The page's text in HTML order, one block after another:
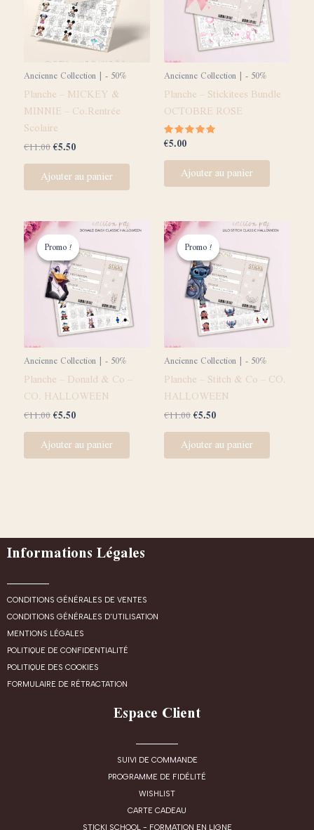
Ancienne Collection | - 50%
Planche – MICKEY &
MINNIE – Co.Rentrée
Scolaire
€11.00€5.50
Ajouter au panier
Ancienne Collection | - 50%
Planche – Stickitees Bundle
OCTOBRE ROSE
Note
sur 5
€5.00
Ajouter au panier
Promo !
Promo !
Ancienne Collection | - 50%
Planche – Donald & Co –
CO. HALLOWEEN
€11.00
Le
prix
initial
était :
€11.00.
€5.50
Le
prix
actuel
est :
€5.50.
Ajouter au panier
Promo !
Promo !
Ancienne Collection | - 50%
Planche – Stitch & Co – CO.
HALLOWEEN
€11.00
Le
prix
initial
était :
€11.00.
€5.50
Le
prix
actuel
est :
€5.50.
Ajouter au panier
Informations Légales
CONDITIONS GÉNÉRALES DE VENTES
CONDITIONS GÉNÉRALES D'UTILISATION
MENTIONS LÉGALES
POLITIQUE DE CONFIDENTIALITÉ
POLITIQUE DES COOKIES
FORMULAIRE DE RÉTRACTATION
Espace Client
SUIVI DE COMMANDE
PROGRAMME DE FIDÉLITÉ
WISHLIST
CARTE CADEAU
STICKI SCHOOL - FORMATION EN LIGNE